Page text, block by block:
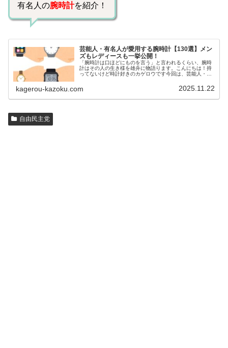
有名人の腕時計を紹介！
芸能人・有名人が愛用する腕時計【130選】メン
ズもレディースも一挙公開！
「腕時計は口ほどにものを言う」と言われるくらい、腕時
計はその人の生き様を雄弁に物語ります。こんにちは！持
ってないけど時計好きのカゲロウです今回は、芸能人・有
kagerou-kazoku.com 2025.11.22
自由民主党